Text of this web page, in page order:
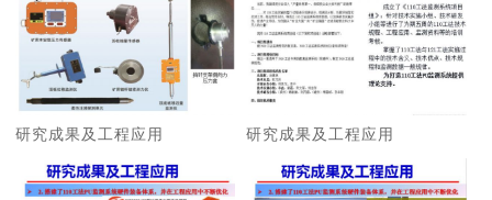
研究成果及工程应用 研究成果及工程应用